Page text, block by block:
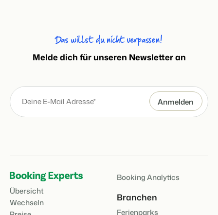
Das willst du nicht verpassen!
Melde dich für unseren Newsletter an
Übersicht
Wechseln
Booking Analytics
Branchen
Ferienparks